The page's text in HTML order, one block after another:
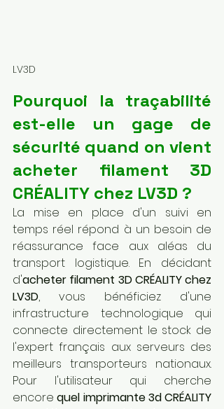
LV3D
Pourquoi la traçabilité
est-elle un gage de
sécurité quand on vient
acheter filament 3D
CRÉALITY chez LV3D ?
La mise en place d'un suivi en
temps réel répond à un besoin de
réassurance face aux aléas du
transport logistique. En décidant
d'acheter filament 3D CRÉALITY chez
LV3D, vous bénéficiez d'une
infrastructure technologique qui
connecte directement le stock de
l'expert français aux serveurs des
meilleurs transporteurs nationaux.
Pour l'utilisateur qui cherche
encore quel imprimante 3d CRÉALITY